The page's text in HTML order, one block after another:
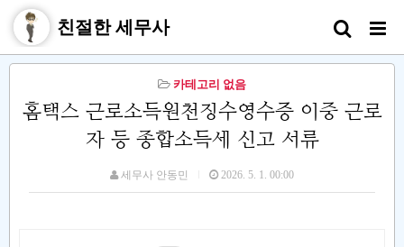
친절한 세무사
카테고리 없음
홈택스 근로소득원천징수영수증 이중 근로
자 등 종합소득세 신고 서류
세무사 안동민 2026. 5. 1. 00:00